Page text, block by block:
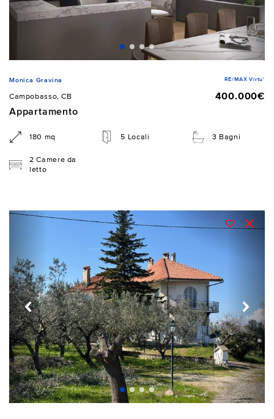
Monica Gravina RE/MAX Virtu'
Campobasso, CB
400.000€
Appartamento
180 mq 5 Locali 3 Bagni
2 Camere da
letto